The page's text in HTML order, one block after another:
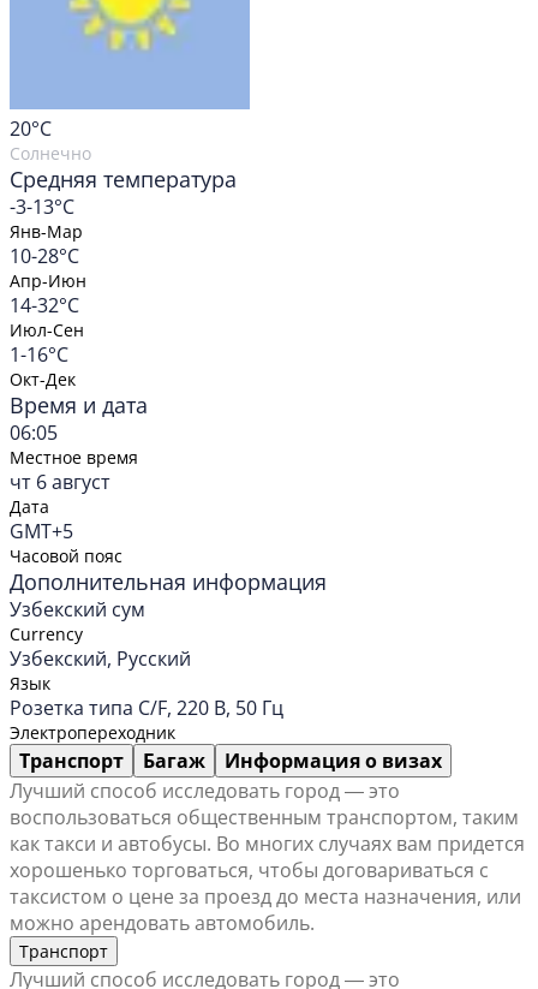
20°C
Солнечно
Средняя температура
-3-13°C
Янв-Мар
10-28°C
Апр-Июн
14-32°C
Июл-Сен
1-16°C
Окт-Дек
Время и дата
06:05
Местное время
чт 6 август
Дата
GMT+5
Часовой пояс
Дополнительная информация
Узбекский сум
Currency
Узбекский, Русский
Язык
Розетка типа C/F, 220 В, 50 Гц
Электропереходник
Транспорт Багаж
Информация о визах
Лучший способ исследовать город ― это
воспользоваться общественным транспортом, таким
как такси и автобусы. Во многих случаях вам придется
хорошенько торговаться, чтобы договариваться с
таксистом о цене за проезд до места назначения, или
можно арендовать автомобиль.
Транспорт
Лучший способ исследовать город ― это